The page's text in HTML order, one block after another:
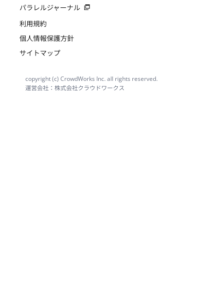
パラレルジャーナル
利用規約
個人情報保護方針
サイトマップ
copyright (c) CrowdWorks Inc. all rights reserved.
運営会社：株式会社クラウドワークス